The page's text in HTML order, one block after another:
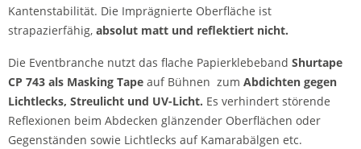
Kantenstabilität. Die Imprägnierte Oberfläche ist
strapazierfähig, absolut matt und reflektiert nicht.
Die Eventbranche nutzt das flache Papierklebeband Shurtape
CP 743 als Masking Tape auf Bühnen zum Abdichten gegen
Lichtlecks, Streulicht und UV-Licht. Es verhindert störende
Reflexionen beim Abdecken glänzender Oberflächen oder
Gegenständen sowie Lichtlecks auf Kamarabälgen etc.